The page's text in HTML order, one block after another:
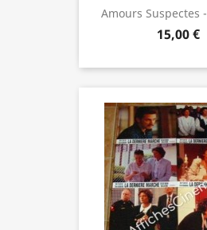
Amours Suspectes
15,00 €